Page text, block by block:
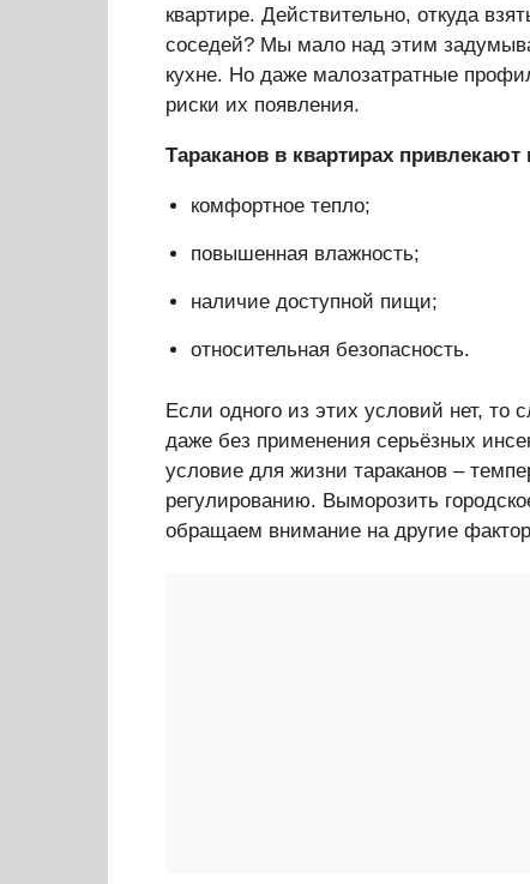
квартире. Действительно, откуда
соседей? Мы мало над этим
кухне. Но даже малозатратные
риски их появления.
Тараканов в квартирах привлекают
комфортное тепло;
повышенная влажность;
наличие доступной пищи;
относительная безопасность.
Если одного из этих условий нет, то
даже без применения серьёзных
условие для жизни тараканов –
регулированию. Выморозить
обращаем внимание на другие